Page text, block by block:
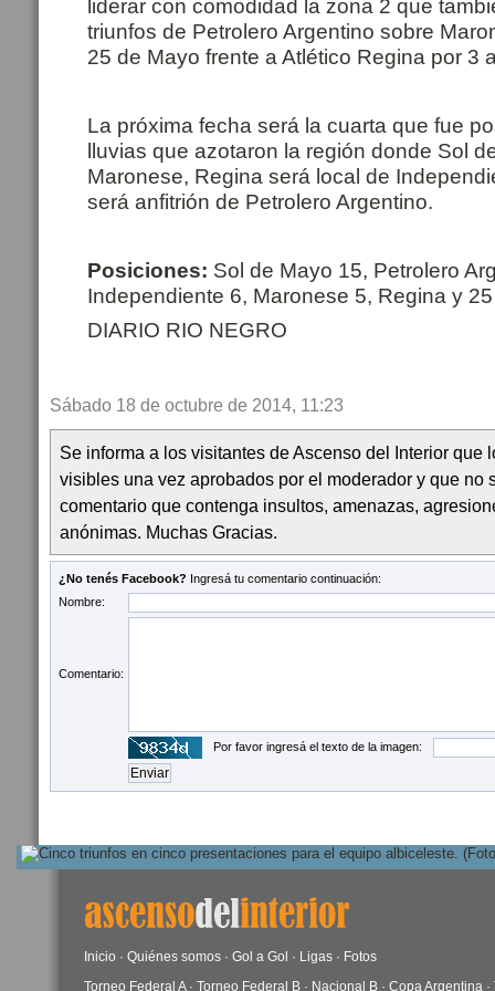
liderar con comodidad la zona 2 que
triunfos de Petrolero Argentino sobre
25 de Mayo frente a Atlético Regina por 3
La próxima fecha será la cuarta que fue
lluvias que azotaron la región donde Sol
Maronese, Regina será local de
será anfitrión de Petrolero Argentino.
Posiciones: Sol de Mayo 15, Petrolero
Independiente 6, Maronese 5, Regina y
DIARIO RIO NEGRO
Sábado 18 de octubre de 2014, 11:23
Se informa a los visitantes de Ascenso del Interior que
visibles una vez aprobados por el moderador y que no
comentario que contenga insultos, amenazas,
anónimas. Muchas Gracias.
¿No tenés Facebook? Ingresá tu comentario continuación:
Nombre:
Comentario:
Por favor ingresá el texto de la imagen:
Inicio · Quiénes somos · Gol a Gol · Ligas · Fotos
Torneo Federal A· Torneo Federal B · Nacional B · Copa Argentina ·